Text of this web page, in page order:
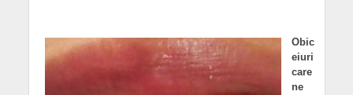
Obic
eiuri
care
ne